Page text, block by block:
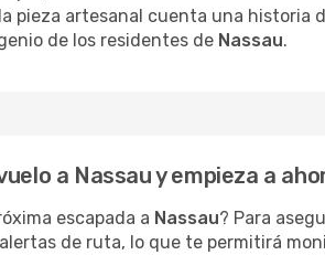
pieza artesanal cuenta una
de los residentes de Nassau.
a Nassau y empieza a
escapada a Nassau? Para
de ruta, lo que te permitirá